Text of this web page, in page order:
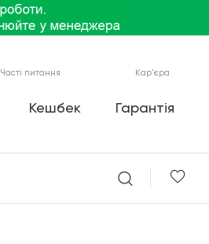
Часті питання Кар'єра
Кешбек Гарантія